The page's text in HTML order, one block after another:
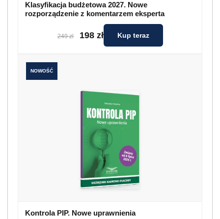
Klasyfikacja budżetowa 2027. Nowe
rozporządzenie z komentarzem eksperta
249 zł 198 zł Kup teraz
NOWOŚĆ
Kontrola PIP. Nowe uprawnienia